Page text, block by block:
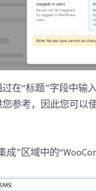
在“标题”字段中输
参考，因此您可以
”区域中的